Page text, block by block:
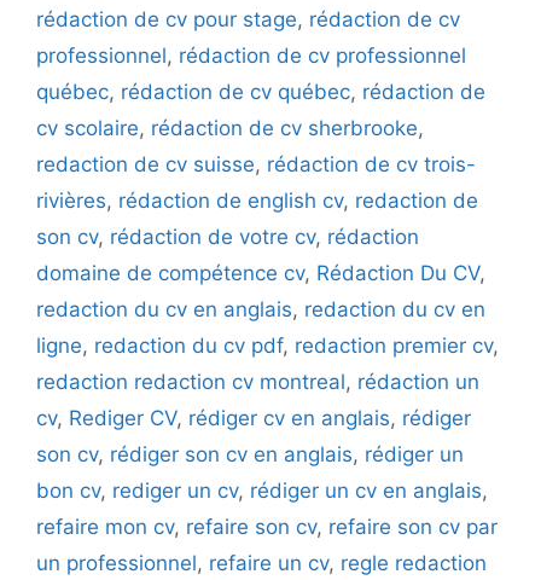
rédaction de cv pour stage, rédaction de cv
professionnel, rédaction de cv professionnel
québec, rédaction de cv québec, rédaction de
cv scolaire, rédaction de cv sherbrooke,
redaction de cv suisse, rédaction de cv trois-
rivières, rédaction de english cv, redaction de
son cv, rédaction de votre cv, rédaction
domaine de compétence cv, Rédaction Du CV,
redaction du cv en anglais, redaction du cv en
ligne, redaction du cv pdf, redaction premier cv,
redaction redaction cv montreal, rédaction un
cv, Rediger CV, rédiger cv en anglais, rédiger
son cv, rédiger son cv en anglais, rédiger un
bon cv, rediger un cv, rédiger un cv en anglais,
refaire mon cv, refaire son cv, refaire son cv par
un professionnel, refaire un cv, regle redaction